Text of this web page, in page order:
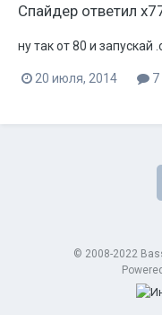
Спайдер ответил
ну так от 80 и запускай
20 июля, 2014 7
© 2008-2022